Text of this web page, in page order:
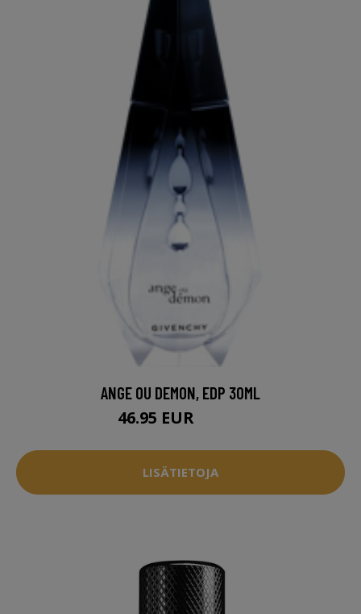
ANGE OU DEMON, EDP 30ML
46.95 EUR
LISÄTIETOJA